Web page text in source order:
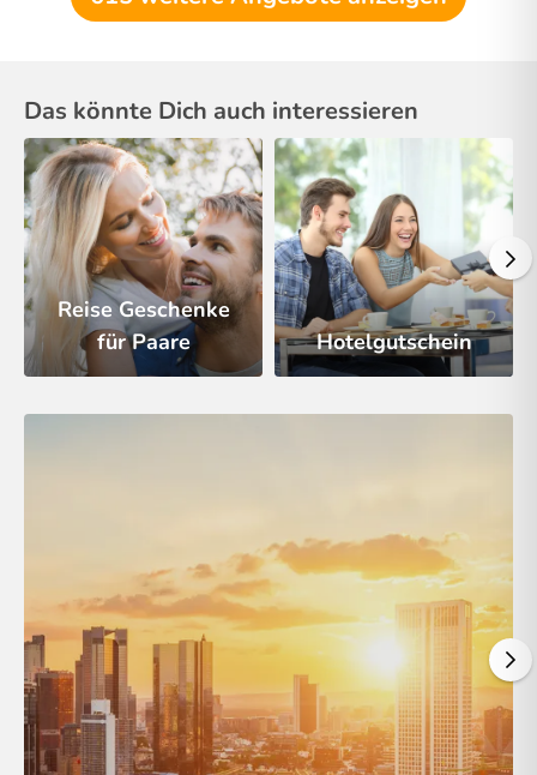
Das könnte Dich auch interessieren
Reise Geschenke
für Paare
Hotelgutschein